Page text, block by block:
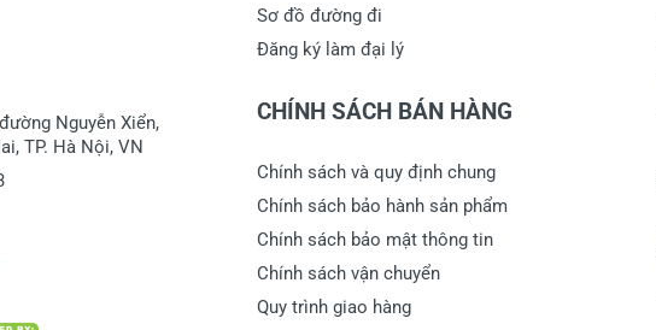
Nguyễn Xiển,
TP. Hà Nội, VN
Sơ đồ đường đi
Đăng ký làm đại lý
CHÍNH SÁCH BÁN HÀNG
Chính sách và quy định chung
Chính sách bảo hành sản phẩm
Chính sách bảo mật thông tin
Chính sách vận chuyển
Quy trình giao hàng